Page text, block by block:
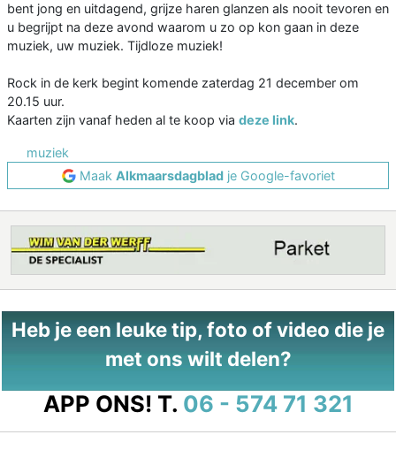
bent jong en uitdagend, grijze haren glanzen als nooit tevoren en
u begrijpt na deze avond waarom u zo op kon gaan in deze
muziek, uw muziek. Tijdloze muziek!
Rock in de kerk begint komende zaterdag 21 december om
20.15 uur.
Kaarten zijn vanaf heden al te koop via deze link.
muziek
Maak Alkmaarsdagbladje Google-favoriet
Heb je een leuke tip, foto of video die je
met ons wilt delen?
APP ONS! T. 06 - 574 71 321